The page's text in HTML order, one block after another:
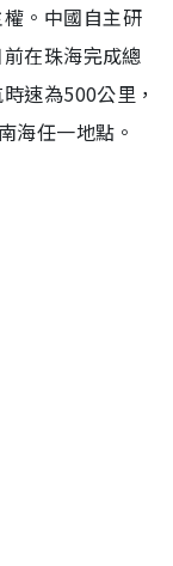
。中國自主研
在珠海完成總
速為500公里，
海任一地點。